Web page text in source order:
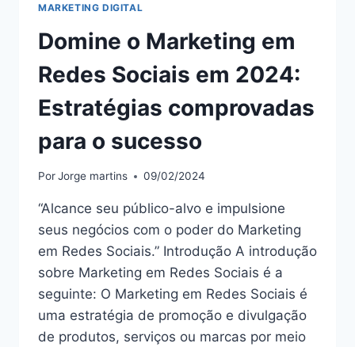
MARKETING DIGITAL
Domine o Marketing em
Redes Sociais em 2024:
Estratégias comprovadas
para o sucesso
PorJorge martins 09/02/2024
“Alcance seu público-alvo e impulsione
seus negócios com o poder do Marketing
em Redes Sociais.” Introdução A introdução
sobre Marketing em Redes Sociais é a
seguinte: O Marketing em Redes Sociais é
uma estratégia de promoção e divulgação
de produtos, serviços ou marcas por meio